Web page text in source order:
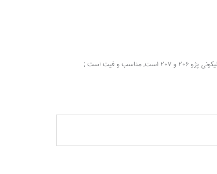
فیت است ;